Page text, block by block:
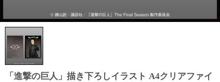
「進撃の巨人」描き下ろしイラスト A4クリアファイ